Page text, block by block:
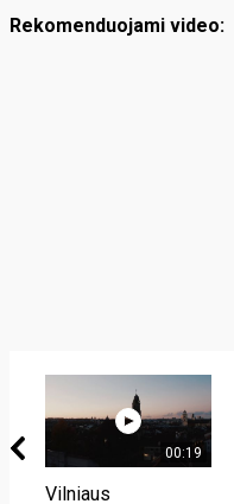
Rekomenduojami video:
00:19
Vilniaus